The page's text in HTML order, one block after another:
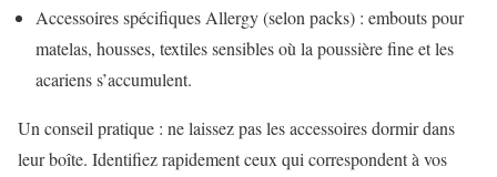
Accessoires spécifiques Allergy (selon packs) : embouts pour
matelas, housses, textiles sensibles où la poussière fine et les
acariens s’accumulent.
Un conseil pratique : ne laissez pas les accessoires dormir dans
leur boîte. Identifiez rapidement ceux qui correspondent à vos